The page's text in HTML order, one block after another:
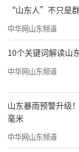
有限公司、海
等。值得一提
并无直接股权
其中欢喜
峥通过个人或
公司，涉及影
等行业，其中
“山东人”不只是
中华网山东频道
10个关键词解读山
中华网山东频道
山东暴雨预警升级
毫米
中华网山东频道